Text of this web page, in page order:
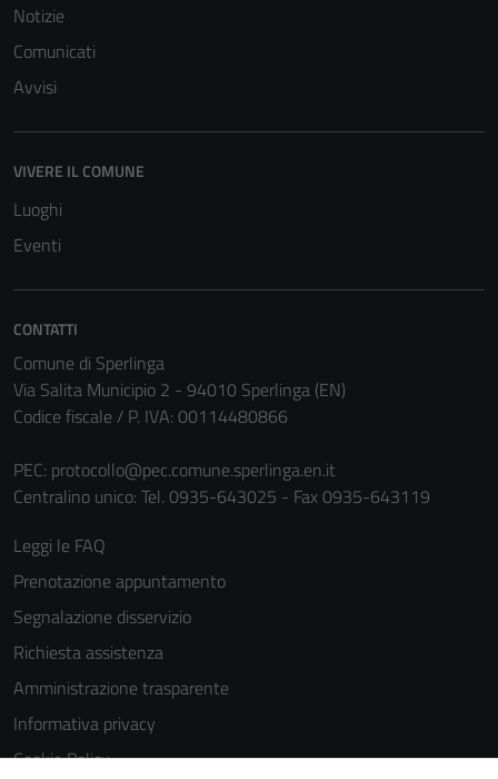
Notizie
Comunicati
Avvisi
VIVERE IL COMUNE
Luoghi
Eventi
CONTATTI
Comune di Sperlinga
Via Salita Municipio 2 - 94010 Sperlinga (EN)
Codice fiscale / P. IVA: 00114480866
PEC: protocollo@pec.comune.sperlinga.en.it
Centralino unico: Tel. 0935-643025 - Fax 0935-643119
Leggi le FAQ
Prenotazione appuntamento
Segnalazione disservizio
Richiesta assistenza
Amministrazione trasparente
Informativa privacy
Cookie Policy
del sito e non
informazioni